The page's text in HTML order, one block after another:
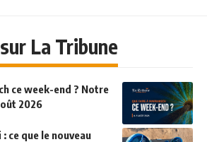
La Tribune
ce week-end ? Notre
2026
ce que le nouveau